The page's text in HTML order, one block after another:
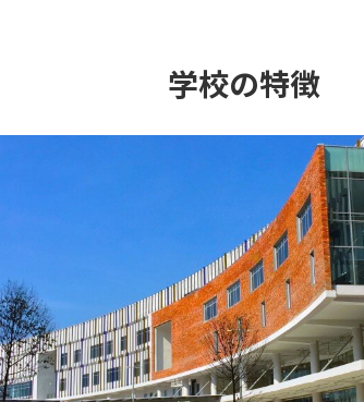
学校の特徴